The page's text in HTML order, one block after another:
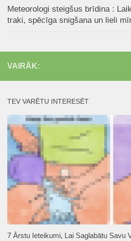
Meteorologi steigšus brīdina :
traki, spēcīga snigšana un lieli
VAIRĀK:
TEV VARĒTU INTERESĒT
7 Ārstu Ieteikumi, Lai Saglabātu Savu